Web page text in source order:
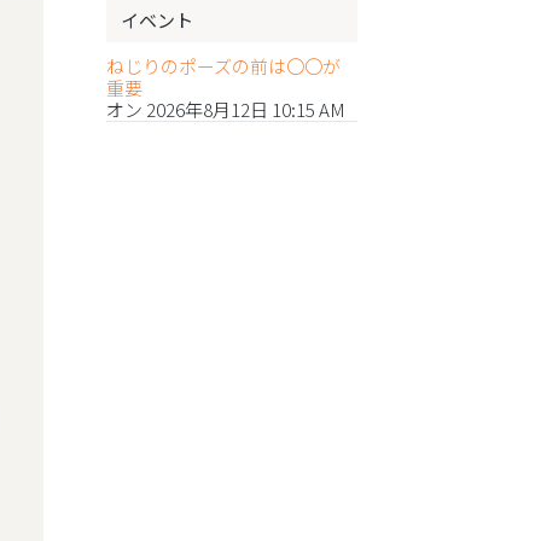
イベント
ねじりのポーズの前は〇〇が
重要
オン 2026年8月12日 10:15 AM